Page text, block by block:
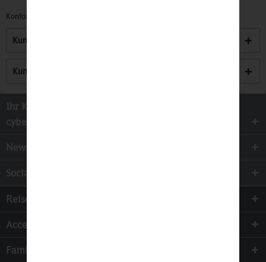
Konformitätserklärungen zu unseren Produkten finden Sie
Kunden kauften auch
Kunden haben sich ebenfalls angesehen
Ihr Kontakt zur
cyber-Wear Heidelberg GmbH
Newsletter
Socialmedia
Reisen
Accessoires
Familie & Kinder